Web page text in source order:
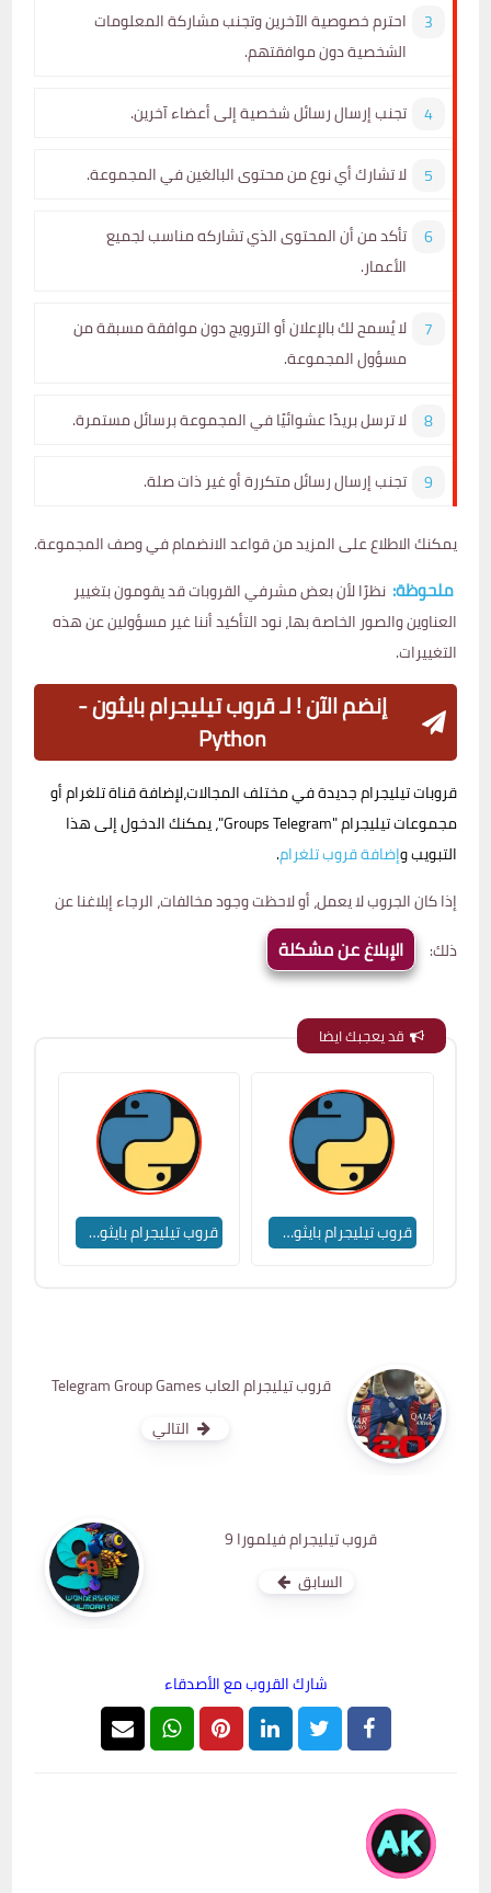
احترم خصوصية الآخرين وتجنب مشاركة المعلومات
الشخصية دون موافقتهم.
تجنب إرسال رسائل شخصية إلى أعضاء آخرين.
لا تشارك أي نوع من محتوى البالغين في المجموعة.
تأكد من أن المحتوى الذي تشاركه مناسب لجميع
الأعمار.
لا يُسمح لك بالإعلان أو الترويج دون موافقة مسبقة من
مسؤول المجموعة.
لا ترسل بريدًا عشوائيًا في المجموعة برسائل مستمرة.
تجنب إرسال رسائل متكررة أو غير ذات صلة.
يمكنك الاطلاع على المزيد من قواعد الانضمام في وصف المجموعة.
ملحوظة: نظرًا لأن بعض مشرفي القروبات قد يقومون بتغيير
العناوين والصور الخاصة بها، نود التأكيد أننا غير مسؤولين عن هذه
التغييرات.
إنضم الآن ! لـ قروب تيليجرام بايثون -
Python
قروبات تيليجرام جديدة في مختلف المجالات،لإضافة قناة تلغرام أو
مجموعات تيليجرام "Groups Telegram"، يمكنك الدخول إلى هذا
التبويب وإضافة قروب تلغرام.
إذا كان الجروب لا يعمل، أو لاحظت وجود مخالفات، الرجاء إبلاغنا عن
ذلك:
الإبلاغ عن مشكلة
قد يعجبك ايضا
قروب تيليجرام بايثون - Python قروب تيليجرام بايثون - Python
قروب تيليجرام العاب Telegram Group Games
التالي
قروب تيليجرام فيلمورا 9
السابق
شارك القروب مع الأصدقاء